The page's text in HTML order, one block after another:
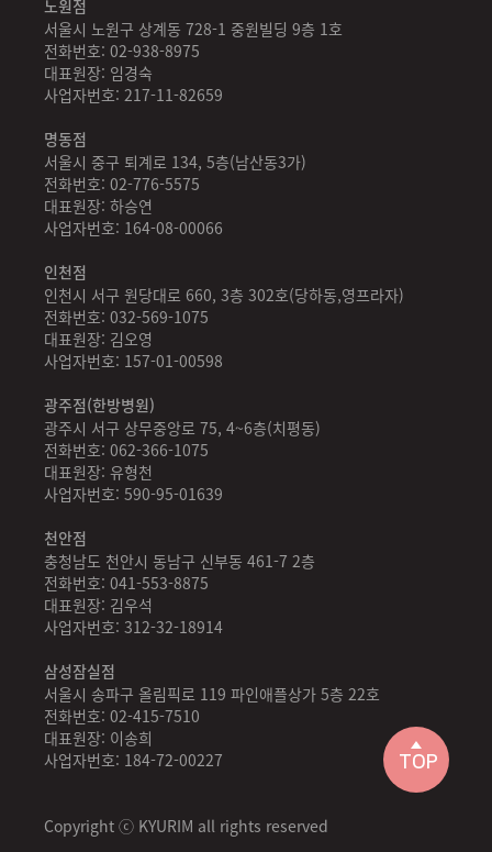
TOP
노원점
서울시 노원구 상계동 728-1 중원빌딩 9층 1호
전화번호: 02-938-8975
대표원장: 임경숙
사업자번호: 217-11-82659
명동점
서울시 중구 퇴계로 134, 5층(남산동3가)
전화번호: 02-776-5575
대표원장: 하승연
사업자번호: 164-08-00066
인천점
인천시 서구 원당대로 660, 3층 302호(당하동,영프라자)
전화번호: 032-569-1075
대표원장: 김오영
사업자번호: 157-01-00598
광주점(한방병원)
광주시 서구 상무중앙로 75, 4~6층(치평동)
전화번호: 062-366-1075
대표원장: 유형천
사업자번호: 590-95-01639
천안점
충청남도 천안시 동남구 신부동 461-7 2층
전화번호: 041-553-8875
대표원장: 김우석
사업자번호: 312-32-18914
삼성잠실점
서울시 송파구 올림픽로 119 파인애플상가 5층 22호
전화번호: 02-415-7510
대표원장: 이송희
사업자번호: 184-72-00227
Copyright ⓒ KYURIM all rights reserved